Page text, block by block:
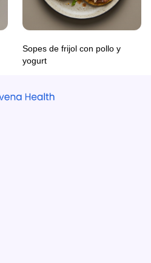
Sopes de frijol con pollo y
yogurt